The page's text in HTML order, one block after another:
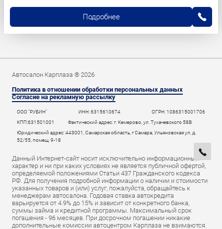
Подробнее
Автосалон Карплаза ® 2026
Политика в отношении обработки персональных данных
Согласие на рекламную рассылку
ООО "РУБИН" ИНН: 6315610674
ОГРН: 1086315001706
КПП:631501001
Фактический адрес: г. Кемерово, ул. Тухачевского 58В
Юридический адрес: 443001, Самарская область, г Самара, Ульяновская ул, д.
52/55, помещ. 9-18
Данный Интернет-сайт носит исключительно информационный
характер и ни при каких условиях не является публичной офертой,
определяемой положениями Статьи 437 Гражданского кодекса
РФ. Для получения подробной информации о наличии и стоимости
указанных товаров и (или) услуг, пожалуйста, обращайтесь к
менеджерам автосалона. Годовая ставка автокредита
варьируется от 4.9% до 15% и зависит от конкретного банка,
суммы займа и кредитной программы. Максимальный срок
погашения - 96 месяцев. При досрочном погашении никакие
дополнительные комиссии автоцентром Карплаза не взимаются.